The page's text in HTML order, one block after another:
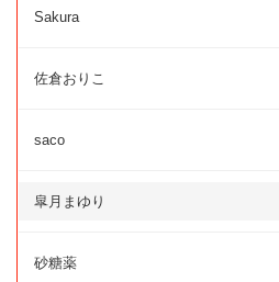
Sakura
佐倉おりこ
saco
皐月まゆり
砂糖薬